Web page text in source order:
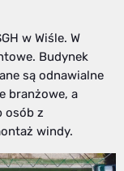
w Wiśle. W
Budynek
są odnawialne
branżowe, a
osób z
windy.